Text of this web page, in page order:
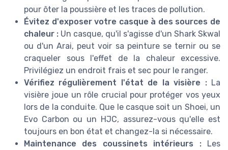
pour ôter la poussière et les traces de pollution.
Évitez d'exposer votre casque à des sources de
chaleur : Un casque, qu'il s'agisse d'un Shark Skwal
ou d'un Arai, peut voir sa peinture se ternir ou se
craqueler sous l'effet de la chaleur excessive.
Privilégiez un endroit frais et sec pour le ranger.
Vérifiez régulièrement l'état de la visière :La
visière joue un rôle crucial pour protéger vos yeux
lors de la conduite. Que le casque soit un Shoei, un
Evo Carbon ou un HJC, assurez-vous qu'elle est
toujours en bon état et changez-la si nécessaire.
Maintenance des coussinets intérieurs :Les